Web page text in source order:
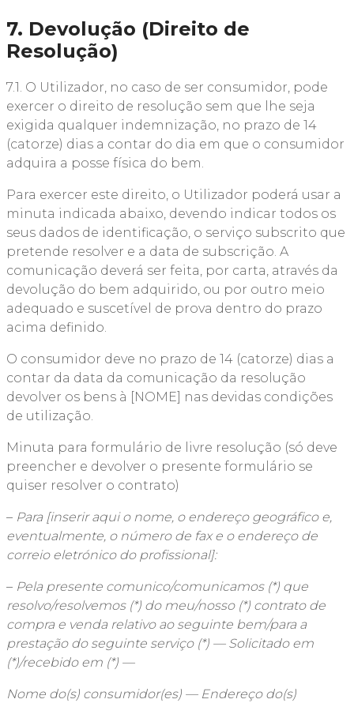
7. Devolução (Direito de
Resolução)
7.1. O Utilizador, no caso de ser consumidor, pode
exercer o direito de resolução sem que lhe seja
exigida qualquer indemnização, no prazo de 14
(catorze) dias a contar do dia em que o consumidor
adquira a posse física do bem.
Para exercer este direito, o Utilizador poderá usar a
minuta indicada abaixo, devendo indicar todos os
seus dados de identificação, o serviço subscrito que
pretende resolver e a data de subscrição. A
comunicação deverá ser feita, por carta, através da
devolução do bem adquirido, ou por outro meio
adequado e suscetível de prova dentro do prazo
acima definido.
O consumidor deve no prazo de 14 (catorze) dias a
contar da data da comunicação da resolução
devolver os bens à [NOME] nas devidas condições
de utilização.
Minuta para formulário de livre resolução (só deve
preencher e devolver o presente formulário se
quiser resolver o contrato)
– Para [inserir aqui o nome, o endereço geográfico e,
eventualmente, o número de fax e o endereço de
correio eletrónico do profissional]:
– Pela presente comunico/comunicamos (*) que
resolvo/resolvemos (*) do meu/nosso (*) contrato de
compra e venda relativo ao seguinte bem/para a
prestação do seguinte serviço (*) — Solicitado em
(*)/recebido em (*) —
Nome do(s) consumidor(es) — Endereço do(s)